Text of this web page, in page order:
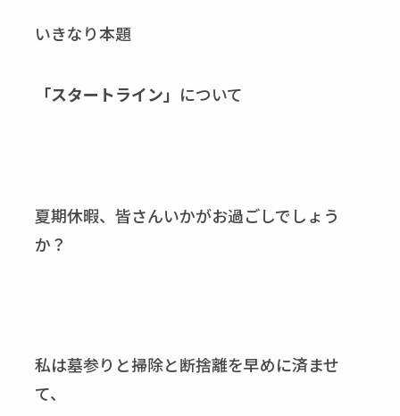
いきなり本題
「スタートライン」 について
夏期休暇、皆さんいかがお過ごしでしょう
か？
私は墓参りと掃除と断捨離を早めに済ませ
て、